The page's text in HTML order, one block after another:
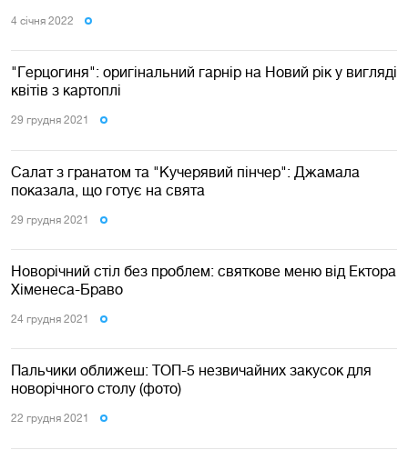
4 сiчня 2022
"Герцогиня": оригінальний гарнір на Новий рік у вигляді
квітів з картоплі
29 грудня 2021
Салат з гранатом та "Кучерявий пінчер": Джамала
показала, що готує на свята
29 грудня 2021
Новорічний стіл без проблем: святкове меню від Ектора
Хіменеса-Браво
24 грудня 2021
Пальчики оближеш: ТОП-5 незвичайних закусок для
новорічного столу (фото)
22 грудня 2021